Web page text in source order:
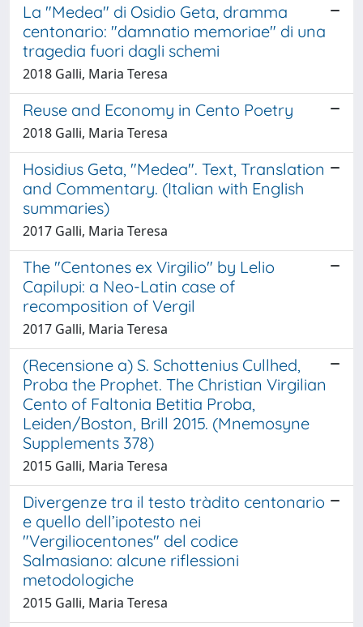
La "Medea" di Osidio Geta, dramma
centonario: "damnatio memoriae" di una
tragedia fuori dagli schemi
2018 Galli, Maria Teresa
Reuse and Economy in Cento Poetry
2018 Galli, Maria Teresa
Hosidius Geta, "Medea". Text, Translation
and Commentary. (Italian with English
summaries)
2017 Galli, Maria Teresa
The "Centones ex Virgilio" by Lelio
Capilupi: a Neo-Latin case of
recomposition of Vergil
2017 Galli, Maria Teresa
(Recensione a) S. Schottenius Cullhed,
Proba the Prophet. The Christian Virgilian
Cento of Faltonia Betitia Proba,
Leiden/Boston, Brill 2015. (Mnemosyne
Supplements 378)
2015 Galli, Maria Teresa
Divergenze tra il testo tràdito centonario
e quello dell’ipotesto nei
"Vergiliocentones" del codice
Salmasiano: alcune riflessioni
metodologiche
2015 Galli, Maria Teresa